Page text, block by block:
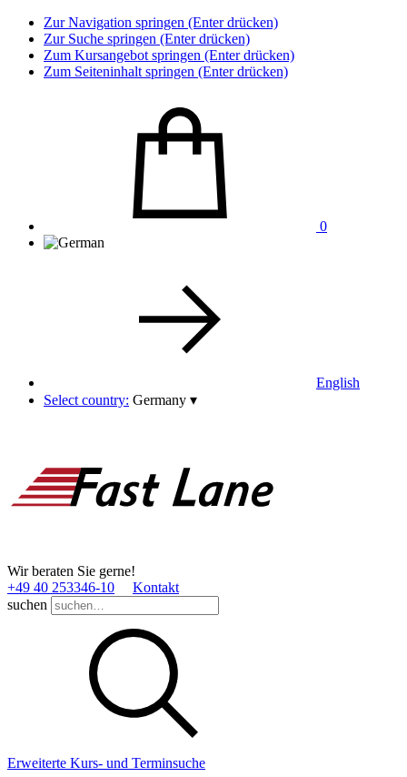
Zur Navigation springen (Enter drücken)
Zur Suche springen (Enter drücken)
Zum Kursangebot springen (Enter drücken)
Zum Seiteninhalt springen (Enter drücken)
0
English
Select country: Germany ▾
Wir beraten Sie gerne!
+49 40 253346­-10
Kontakt
suchen
Erweiterte Kurs- und Terminsuche